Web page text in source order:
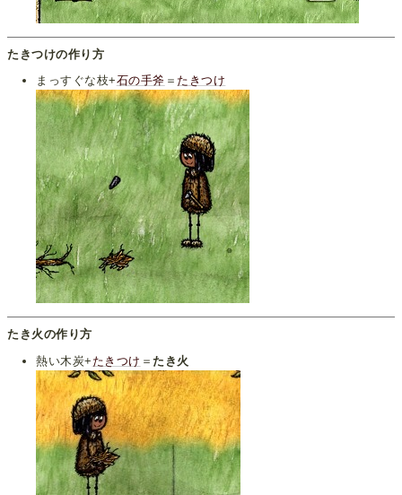
たきつけの作り方
まっすぐな枝+石の手斧 ＝ たきつけ
たき火の作り方
熱い木炭+ たきつけ ＝たき火